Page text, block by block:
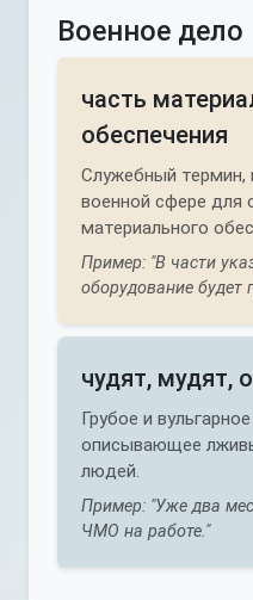
Военное дело
часть
обеспечения
Служебный термин,
военной сфере для
материального
Пример: "В части
оборудование будет
чудят, мудят,
Грубое и
описывающее
людей.
Пример: "Уже два
ЧМО на работе."